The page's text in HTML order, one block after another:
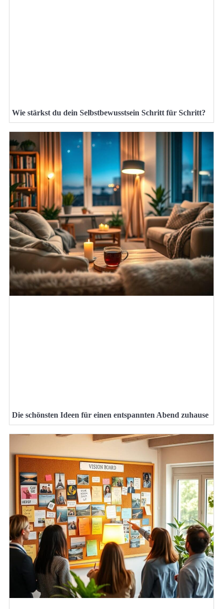
Wie stärkst du dein Selbstbewusstsein Schritt für Schritt?
Die schönsten Ideen für einen entspannten Abend zuhause